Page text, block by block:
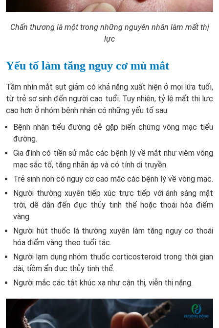
Chấn thương là một trong những nguyên nhân làm mất thị
lực
Yếu tố làm tăng nguy cơ mù mắt
Tầm nhìn mắt sụt giảm có khả năng xuất hiện ở mọi lứa tuổi,
từ trẻ sơ sinh đến người cao tuổi. Tuy nhiên, tỷ lệ mất thị lực
cao hơn ở nhóm bệnh nhân có những yếu tố sau:
Bệnh nhân tiểu đường dễ gặp biến chứng võng mạc tiểu
đường.
Gia đình có tiền sử mắc các bệnh lý về mắt như viêm võng
mạc sắc tố, tăng nhãn áp và có tính di truyền.
Trẻ sinh non có nguy cơ cao mắc các bệnh lý về võng mạc.
Người thường xuyên tiếp xúc trực tiếp với ánh sáng mặt
trời, dễ dẫn đến đục thủy tinh thể hoặc thoái hóa điểm
vàng.
Người hút thuốc lá thường xuyên làm tăng nguy cơ thoái
hóa điểm vàng theo tuổi tác.
Người lạm dụng nhóm thuốc corticosteroid trong thời gian
dài, tiềm ẩn đục thủy tinh thể.
Người mắc các tật khúc xạ như cận thị, viễn thị nặng.